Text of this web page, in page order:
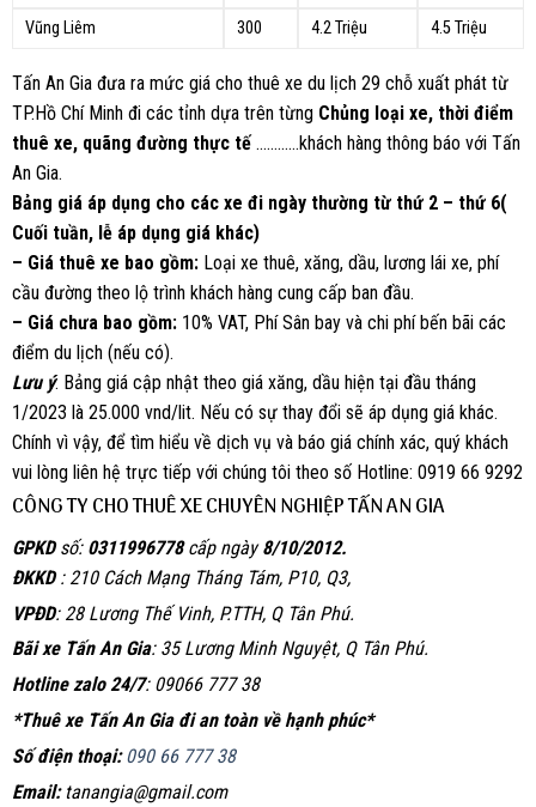
Vũng Liêm
300 4.2 Triệu 4.5 Triệu
Tấn An Gia đưa ra mức giá cho thuê xe du lịch 29 chỗ xuất phát từ
TP.Hồ Chí Minh đi các tỉnh dựa trên từng Chủng loại xe, thời điểm
thuê xe, quãng đường thực tế…………khách hàng thông báo với Tấn
An Gia.
Bảng giá áp dụng cho các xe đi ngày thường từ thứ 2 – thứ 6(
Cuối tuần, lễ áp dụng giá khác)
– Giá thuê xe bao gồm: Loại xe thuê, xăng, dầu, lương lái xe, phí
cầu đường theo lộ trình khách hàng cung cấp ban đầu.
– Giá chưa bao gồm: 10% VAT, Phí Sân bay và chi phí bến bãi các
điểm du lịch (nếu có).
Lưu ý: Bảng giá cập nhật theo giá xăng, dầu hiện tại đầu tháng
1/2023 là 25.000 vnd/lit. Nếu có sự thay đổi sẽ áp dụng giá khác.
Chính vì vậy, để tìm hiểu về dịch vụ và báo giá chính xác, quý khách
vui lòng liên hệ trực tiếp với chúng tôi theo số Hotline: 0919 66 9292
CÔNG TY CHO THUÊ XE CHUYÊN NGHIỆP TẤN AN GIA
GPKDsố: 0311996778cấp ngày8/10/2012.
ĐKKD: 210 Cách Mạng Tháng Tám, P10, Q3,
VPĐD: 28 Lương Thế Vinh, P.TTH, Q Tân Phú.
Bãi xe Tấn An Gia: 35 Lương Minh Nguyệt, Q Tân Phú.
Hotline zalo 24/7: 09066 777 38
*Thuê xe Tấn An Gia đi an toàn về hạnh phúc*
Số điện thoại:090 66 777 38
Email:tanangia@gmail.com